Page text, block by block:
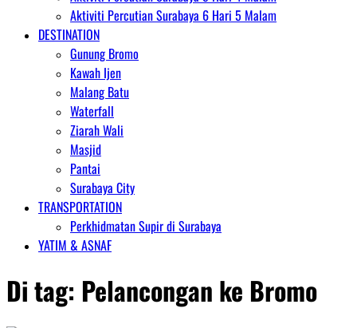
Aktiviti Percutian Surabaya 6 Hari 5 Malam
DESTINATION
Gunung Bromo
Kawah Ijen
Malang Batu
Waterfall
Ziarah Wali
Masjid
Pantai
Surabaya City
TRANSPORTATION
Perkhidmatan Supir di Surabaya
YATIM & ASNAF
Di tag: Pelancongan ke Bromo